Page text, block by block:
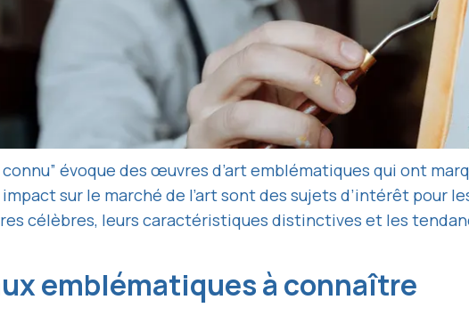
évoque des œuvres d’art emblématiques qui ont
sur le marché de l’art sont des sujets d’intérêt pour
célèbres, leurs caractéristiques distinctives et les
emblématiques à connaître